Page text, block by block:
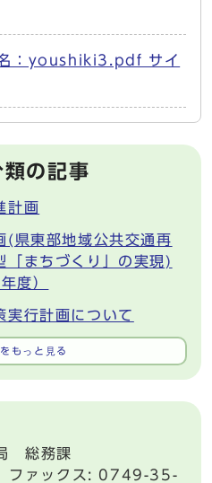
：youshiki3.pdf サイ
の記事
計画
(県東部地域公共交通再
「まちづくり」の実現)
度）
実行計画について
もっと見る
総務課
ァックス: 0749-35-